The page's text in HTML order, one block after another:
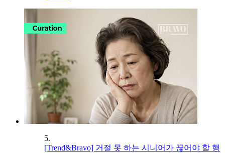
5.
[Trend&Bravo] 거절 못 하는 시니어가 끊어야 할 행